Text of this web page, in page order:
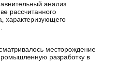
анализ
рассчитанного
характеризующего
месторождение
разработку в